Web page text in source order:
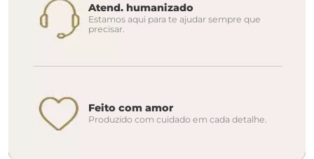
Atend. humanizado
Estamos aqui para te ajudar sempre que
precisar.
Feito com amor
Produzido com cuidado em cada detalhe.